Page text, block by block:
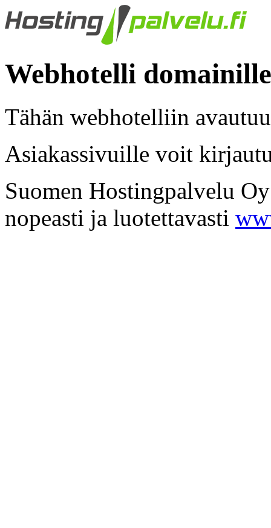
Webhotelli
Tähän webhotelliin
Asiakassivuille voit
Suomen Hostingpalvelu
nopeasti ja luotettavasti